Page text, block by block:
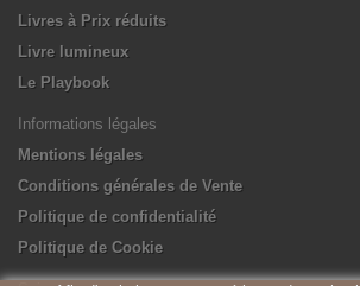
Livres à Prix réduits
Livre lumineux
Le Playbook
Informations légales
Mentions légales
Conditions générales de Vente
Politique de confidentialité
Politique de Cookie